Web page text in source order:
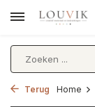
Terug Home